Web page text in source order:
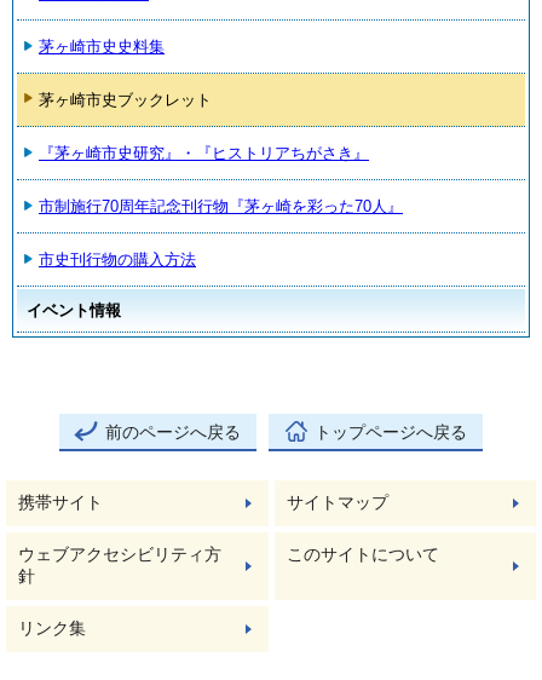
茅ヶ崎市史史料集
茅ヶ崎市史ブックレット
『茅ヶ崎市史研究』・『ヒストリアちがさき』
市制施行70周年記念刊行物『茅ヶ崎を彩った70人』
市史刊行物の購入方法
イベント情報
前のページへ戻る トップページへ戻る
携帯サイト サイトマップ
ウェブアクセシビリティ方
針
このサイトについて
リンク集